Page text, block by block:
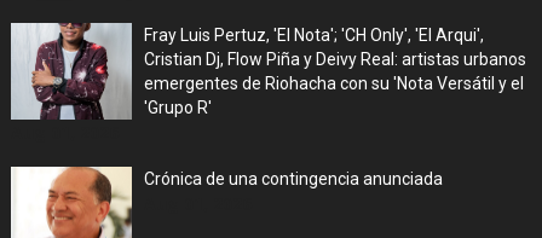
Fray Luis Pertuz, 'El Nota'; 'CH Only', 'El Arqui',
Cristian Dj, Flow Piña y Deivy Real: artistas urbanos
emergentes de Riohacha con su 'Nota Versátil y el
'Grupo R'
Crónica de una contingencia anunciada